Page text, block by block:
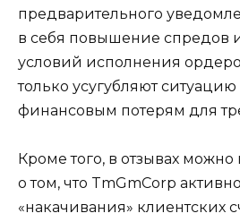
предварительного
в себя повышение спредов
условий исполнения
только усугубляют
финансовым потерям для
Кроме того, в отзывах
о том, что TmGmCorp
«накачивания» клиентских